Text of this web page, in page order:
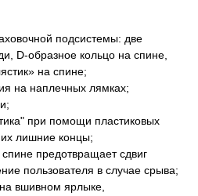
подсистемы: две
D-образное кольцо на спине,
на спине;
на наплечных лямках;
при помощи пластиковых
их лишние концы;
предотвращает сдвиг
пользователя в случае срыва;
вшивном ярлыке,